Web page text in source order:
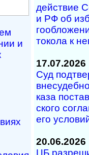
и
дей­ст­вие
и РФ об
то­ко­ла к
17.07.2026
Суд
ка­за
с­ко­го
его
20.06.2026
ЦБ